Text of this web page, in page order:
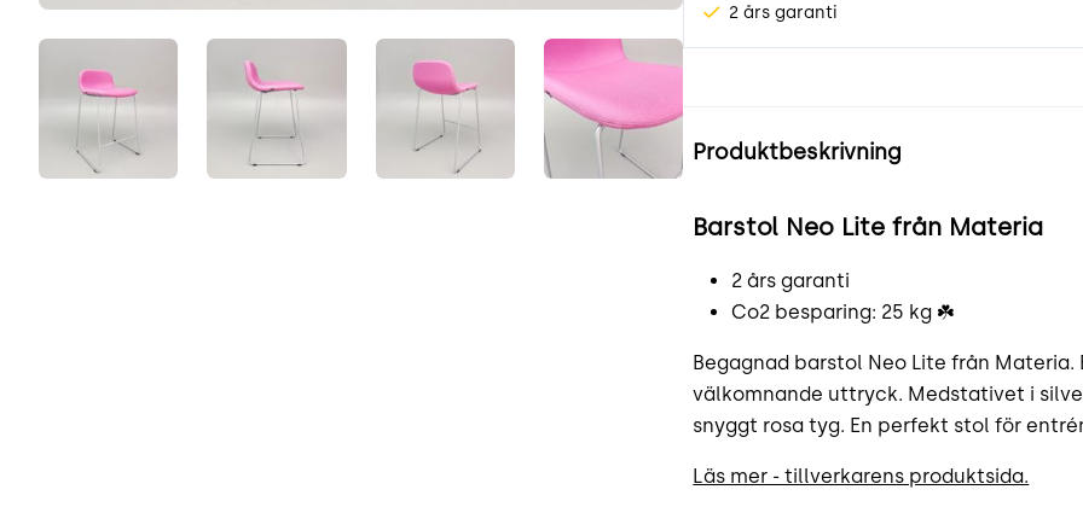
XVrBj4BxNJAr.jpeg CtfZvcfhRax4.jpeg Q4udIjNHxWpW.jpegTlEGX1-a5j_0.jpeg
2 års garanti
Produktinformation
Produktbeskrivning
Barstol Neo Lite från Materia
2 års garanti
Co2 besparing: 25 kg ☘️
Begagnad barstol Neo Lite från
välkomnande uttryck. Medstativet i
snyggt rosa tyg. En perfekt stol för
Läs mer - tillverkarens produktsida.